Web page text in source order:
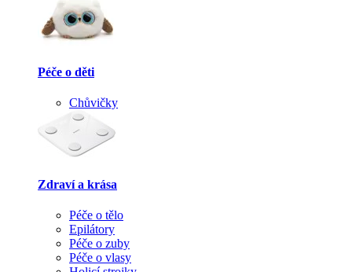
Péče o děti
Chůvičky
Zdraví a krása
Péče o tělo
Epilátory
Péče o zuby
Péče o vlasy